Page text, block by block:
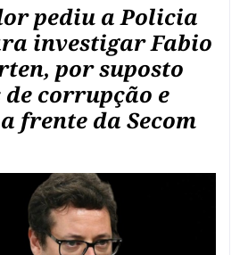
pediu a Policia
investigar Fabio
por suposto
corrupção e
frente da Secom